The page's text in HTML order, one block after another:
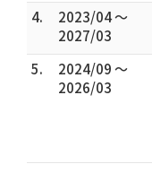
4.
2023/04 ～
2027/03
5.
2024/09 ～
2026/03